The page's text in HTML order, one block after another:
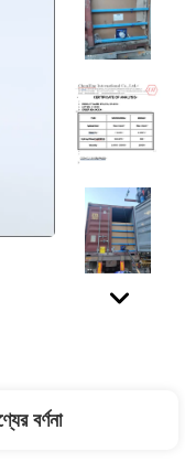
বর্ণনা